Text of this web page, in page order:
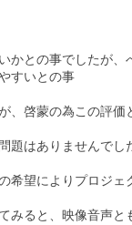
かとの事でしたが
すいとの事
、啓蒙の為この評価
題はありませんでし
希望によりプロジェ
みると、映像音声と